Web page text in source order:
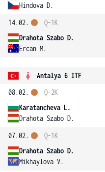
Hindova D.
14.02.
Drahota Szabo D.
Ercan M.
Q-1K
Antalya 6 ITF
08.02.
Karatancheva L.
Drahota Szabo D.
Q-2K
07.02.
Drahota Szabo D.
Mikhaylova V.
Q-1K